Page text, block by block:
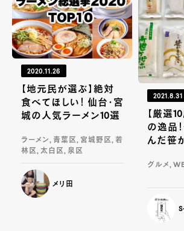
2020.11.26
【地元民が選ぶ】絶対
食べてほしい！ 仙台・宮
城の人気ラーメン10選
ラーメン, 青葉区, 宮城野区, 若
林区, 太白区, 泉区
メリ田
2021.8.31
【厳選
の逸品
んだ笹
グルメ,